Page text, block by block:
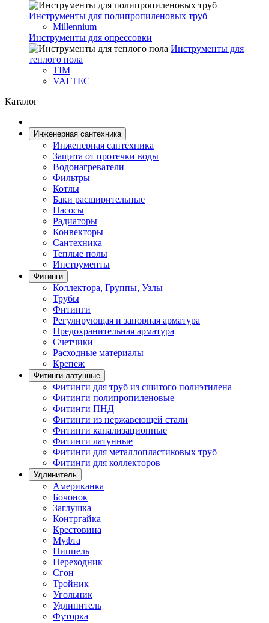
Инструменты для полипропиленовых труб
Millennium
Инструменты для опрессовки
Инструменты для
теплого пола
TIM
VALTEC
Каталог
Инженерная сантехника
Инженерная сантехника
Защита от протечки воды
Водонагреватели
Фильтры
Котлы
Баки расширительные
Насосы
Радиаторы
Конвекторы
Сантехника
Теплые полы
Инструменты
Фитинги
Коллектора, Группы, Узлы
Трубы
Фитинги
Регулирующая и запорная арматура
Предохранительная арматура
Счетчики
Расходные материалы
Крепеж
Фитинги латунные
Фитинги для труб из сшитого полиэтилена
Фитинги полипропиленовые
Фитинги ПНД
Фитинги из нержавеющей стали
Фитинги канализационные
Фитинги латунные
Фитинги для металлопластиковых труб
Фитинги для коллекторов
Удлинитель
Американка
Бочонок
Заглушка
Контргайка
Крестовина
Муфта
Ниппель
Переходник
Сгон
Тройник
Угольник
Удлинитель
Футорка